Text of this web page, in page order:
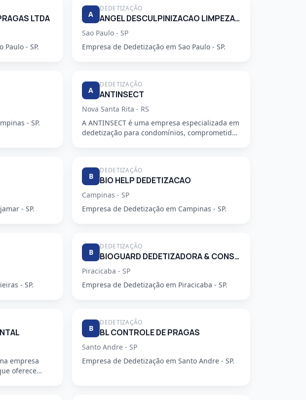
LTDA
Paulo - SP.
A
DEDETIZAÇÃO
ANGEL DESCULPINIZACAO LIMPEZA E RESTAURACAO DE CAIXAS DAGUA E CONTROLE DE PRAGAS LTDA
Sao Paulo - SP
Empresa de Dedetização em Sao Paulo - SP.
- SP.
A
DEDETIZAÇÃO
ANTINSECT
Nova Santa Rita - RS
A ANTINSECT é uma empresa especializada em
dedetização para condomínios, comprometida
- SP.
B
DEDETIZAÇÃO
BIO HELP DEDETIZACAO
Campinas - SP
Empresa de Dedetização em Campinas - SP.
- SP.
B
DEDETIZAÇÃO
BIOGUARD DEDETIZADORA & CONSULTORIA LTDA
Piracicaba - SP
Empresa de Dedetização em Piracicaba - SP.
empresa
oferece
B
DEDETIZAÇÃO
BL CONTROLE DE PRAGAS
Santo Andre - SP
Empresa de Dedetização em Santo Andre - SP.